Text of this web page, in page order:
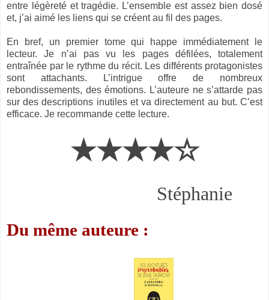
entre légèreté et tragédie. L’ensemble est assez bien dosé
et, j’ai aimé les liens qui se créent au fil des pages.
En bref, un premier tome qui happe immédiatement le
lecteur. Je n’ai pas vu les pages défilées, totalement
entraînée par le rythme du récit. Les différents protagonistes
sont attachants. L’intrigue offre de nombreux
rebondissements, des émotions. L’auteure ne s’attarde pas
sur des descriptions inutiles et va directement au but. C’est
efficace. Je recommande cette lecture.
★★★★☆
Stéphanie
Du même auteure :